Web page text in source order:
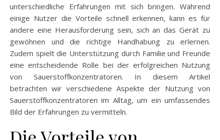
unterschiedliche Erfahrungen mit sich bringen. Während
einige Nutzer die Vorteile schnell erkennen, kann es für
andere eine Herausforderung sein, sich an das Gerät zu
gewöhnen und die richtige Handhabung zu erlernen.
Zudem spielt die Unterstützung durch Familie und Freunde
eine entscheidende Rolle bei der erfolgreichen Nutzung
von Sauerstoffkonzentratoren. In diesem Artikel
betrachten wir verschiedene Aspekte der Nutzung von
Sauerstoffkonzentratoren im Alltag, um ein umfassendes
Bild der Erfahrungen zu vermitteln.